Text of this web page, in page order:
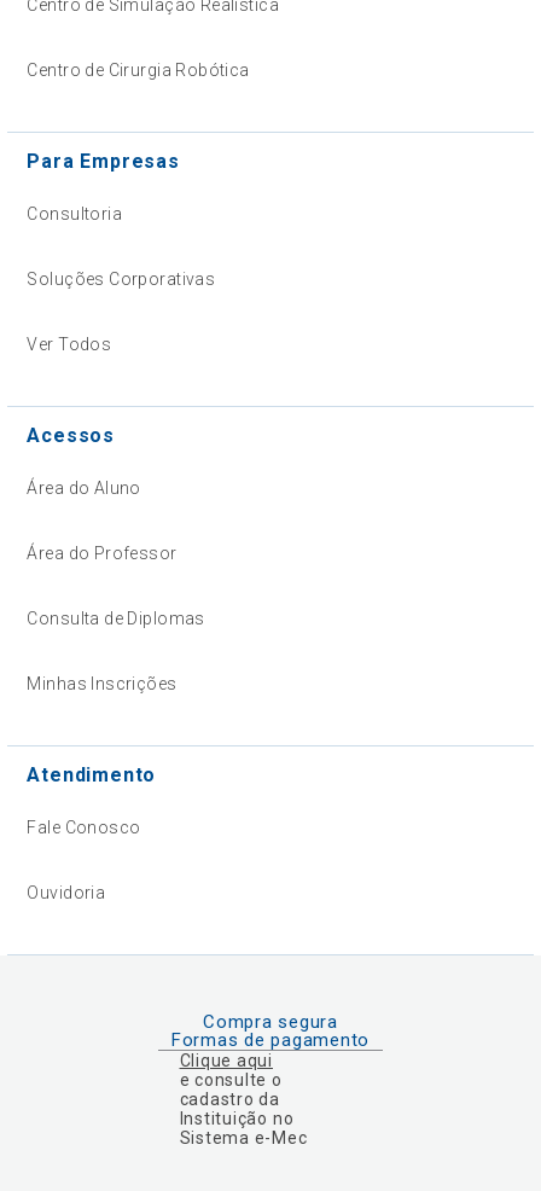
Centro de Simulação Realística
Centro de Cirurgia Robótica
Para Empresas
Consultoria
Soluções Corporativas
Ver Todos
Acessos
Área do Aluno
Área do Professor
Consulta de Diplomas
Minhas Inscrições
Atendimento
Fale Conosco
Ouvidoria
Compra segura
Formas de pagamento
Clique aqui
e consulte o
cadastro da
Instituição no
Sistema e-Mec